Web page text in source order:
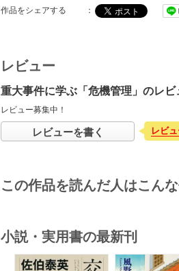
作品をシェアする ：
レビュー
重大事件に学ぶ「危機管理」のレビ
レビュー募集中！
レビューを書く レビ
この作品を読んだ人はこん
小説・実用書の最新刊